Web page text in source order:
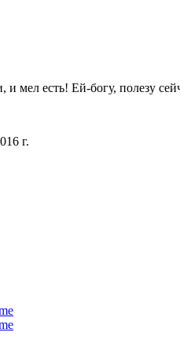
мел есть! Ей-богу, полезу
г.